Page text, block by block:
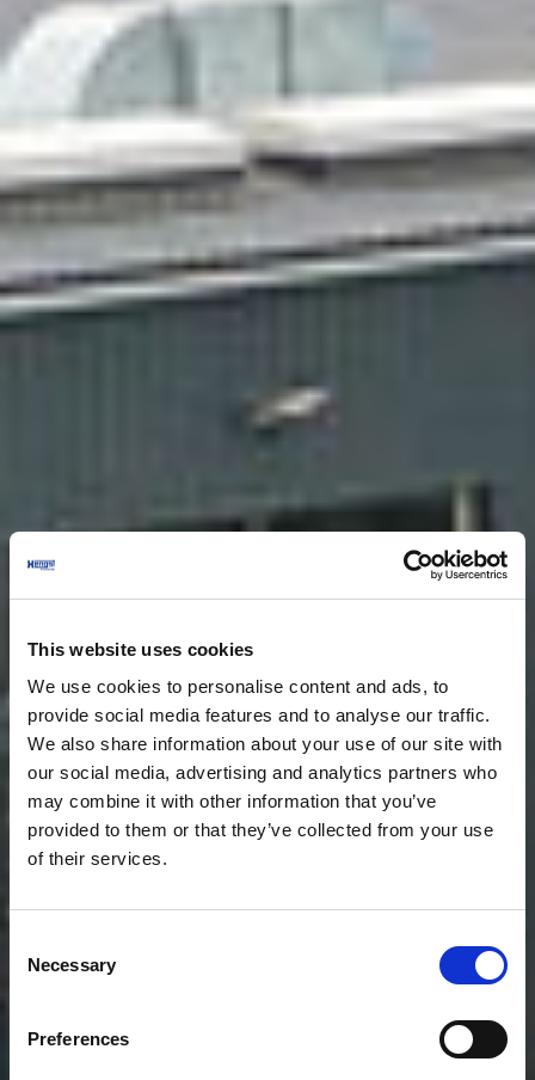
This website uses cookies
We use cookies to personalise content and ads, to
provide social media features and to analyse our traffic.
We also share information about your use of our site with
our social media, advertising and analytics partners who
may combine it with other information that you’ve
provided to them or that they’ve collected from your use
of their services.
Selection
Necessary
Preferences